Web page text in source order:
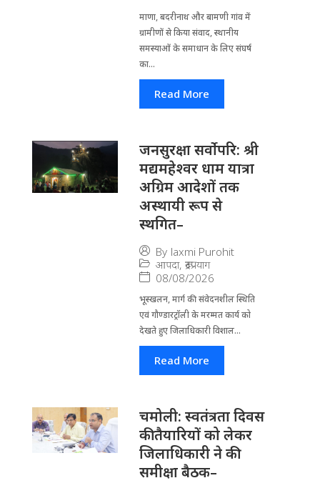
माणा, बदरीनाथ और बामणी गांव में
ग्रामीणों से किया संवाद, स्थानीय
समस्याओं के समाधान के लिए संघर्ष
का...
Read More
जनसुरक्षा सर्वोपरि: श्री
मद्यमहेश्वर धाम यात्रा
अग्रिम आदेशों तक
अस्थायी रूप से
स्थगित–
By laxmi Purohit
आपदा, रूद्रप्रयाग
08/08/2026
भूस्खलन, मार्ग की संवेदनशील स्थिति
एवं गौण्डारट्रॉली के मरम्मत कार्य को
देखते हुए जिलाधिकारी विशाल...
Read More
चमोली: स्वतंत्रता दिवस
की तैयारियों को लेकर
जिलाधिकारी ने की
समीक्षा बैठक–